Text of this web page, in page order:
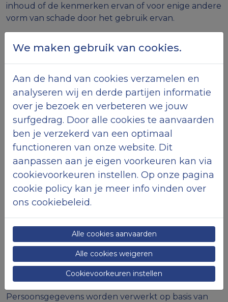
inhoud of de kenmerken ervan of voor enige andere
vorm van schade door het gebruik ervan.
Toepasselijk recht en
bevoegde rechtbanken
Het Belgisch recht is van toepassing op deze site. In
geval van een geschil zijn enkel de rechtbanken van
het arrondissement, waar de zetel van Maenhout
Antivuilmatten NV gevestigd is, bevoegd.
Privacybeleid
VERWERKINGSDOELEINDEN:
Maenhout Antivuilmatten NV verzamelt en
verwerkt de persoonsgegevens van klanten voor
klanten- en orderbeheer (o.a. klantenadministratie,
opvolgen van bestellingen/leveringen, facturatie,
opvolgen van de solvabiliteit, profilering en het
verzenden van marketing en gepersonaliseerde
reclame).
RECHTSGROND(EN) VAN DE
VERWERKING:
Persoonsgegevens worden verwerkt op basis van
We maken gebruik van cookies.
Aan de hand van cookies verzamelen en
analyseren wij en derde partijen informatie
over je bezoek en verbeteren we jouw
surfgedrag. Door alle cookies te aanvaarden
ben je verzekerd van een optimaal
functioneren van onze website. Dit
aanpassen aan je eigen voorkeuren kan via
cookievoorkeuren instellen. Op onze pagina
cookie policy kan je meer info vinden over
ons cookiebeleid.
Alle cookies aanvaarden
Alle cookies weigeren
Cookievoorkeuren instellen